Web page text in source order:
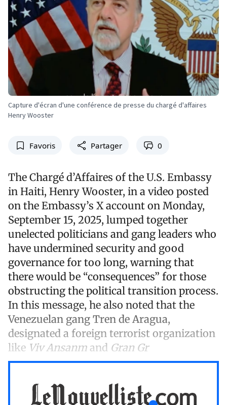
Capture d'écran d'une conférence de presse du chargé d'affaires
Henry Wooster
Favoris Partager 0
The Chargé d’Affaires of the U.S. Embassy
in Haiti, Henry Wooster, in a video posted
on the Embassy’s X account on Monday,
September 15, 2025, lumped together
unelected politicians and gang leaders who
have undermined security and good
governance for too long, warning that
there would be “consequences” for those
obstructing the political transition process.
In this message, he also noted that the
Venezuelan gang Tren de Aragua,
designated a foreign terrorist organization
like Viv Ansanm and Gran Gr